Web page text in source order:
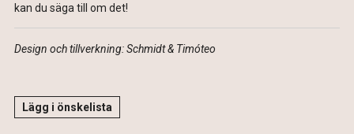
kan du säga till om det!
Design och tillverkning: Schmidt & Timóteo
Lägg i önskelista